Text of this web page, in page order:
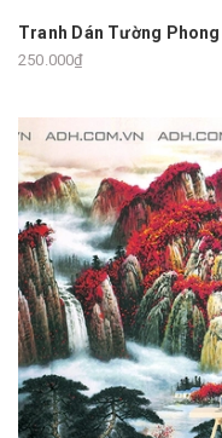
Tranh Dán Tường
250.000₫